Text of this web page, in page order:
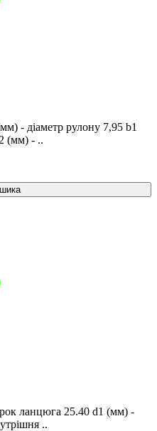
- діаметр рулону 7,95 b1
(мм) - ..
ланцюга 25.40 d1 (мм) -
..